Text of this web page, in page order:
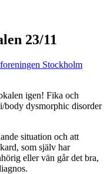
23/11
Stockholm
igen! Fika och
body dysmorphic disorder
situation och att
som själv har
eller vän går det bra,